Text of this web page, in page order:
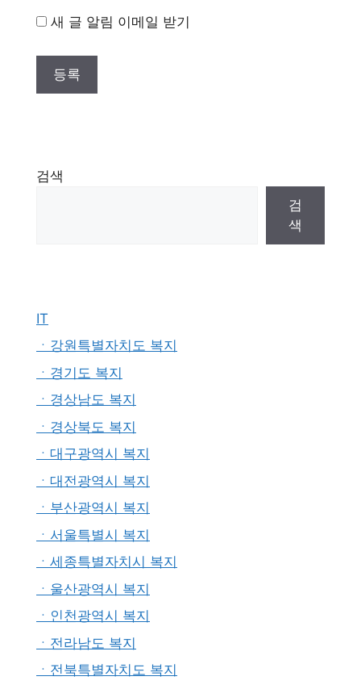
새 글 알림 이메일 받기
검색
검
색
IT
ㆍ강원특별자치도 복지
ㆍ경기도 복지
ㆍ경상남도 복지
ㆍ경상북도 복지
ㆍ대구광역시 복지
ㆍ대전광역시 복지
ㆍ부산광역시 복지
ㆍ서울특별시 복지
ㆍ세종특별자치시 복지
ㆍ울산광역시 복지
ㆍ인천광역시 복지
ㆍ전라남도 복지
ㆍ전북특별자치도 복지